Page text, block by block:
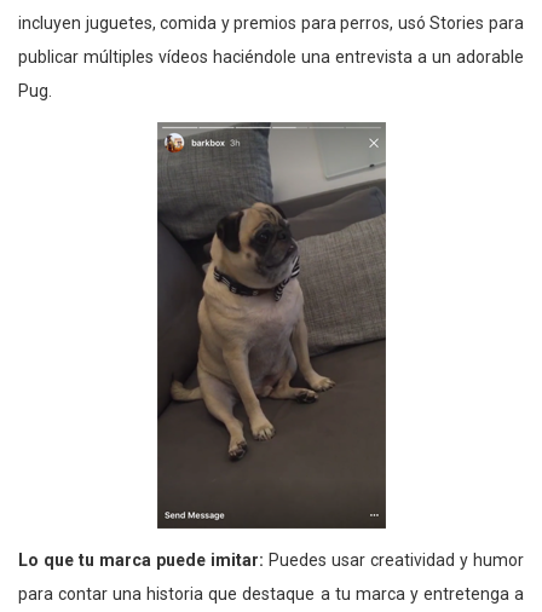
incluyen juguetes, comida y premios para perros, usó Stories para
publicar múltiples vídeos haciéndole una entrevista a un adorable
Pug.
Lo que tu marca puede imitar: Puedes usar creatividad y humor
para contar una historia que destaque a tu marca y entretenga a